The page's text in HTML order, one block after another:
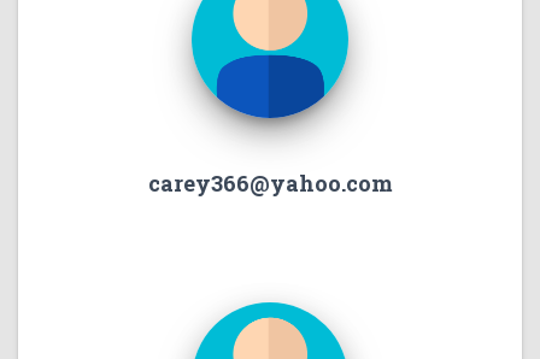
carey366@yahoo.com